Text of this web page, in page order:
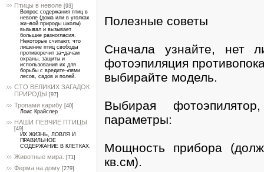
Птицы в неволе [93]
Вопрос содержания птиц в
неволе (дома или в уголках
жи¬вой природы школы)
вызывал и вызывает
большие разногласия.
Некоторые считают, что
лишение птиц свободы
противоречит за¬дачам
охраны, защиты и
использования их для
борьбы с вредите¬лями
лесов, садов и полей.
СТО ВЕЛИКИХ ЗАГАДОК
ПРИРОДЫ [97]
Тропами карибу [40]
Лоис Крайслер
НАШИ ПЕВЧИЕ ПТИЦЫ
[49]
ИХ ЖИЗНЬ, ЛОВЛЯ И
ПРАВИЛЬНОЕ
СОДЕРЖАНИЕ В КЛЕТКАХ.
Животные мира. [71]
Ферма на дому [279]
Полезные советы
Сначала узнайте, нет
фотоэпиляция
выбирайте модель.
Выбирая
параметры:
Мощность прибора
кв.см).